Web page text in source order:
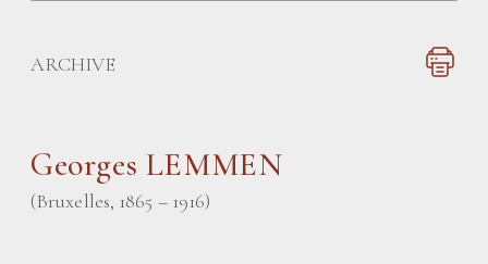
ARCHIVE
Georges LEMMEN
(Bruxelles, 1865 – 1916)